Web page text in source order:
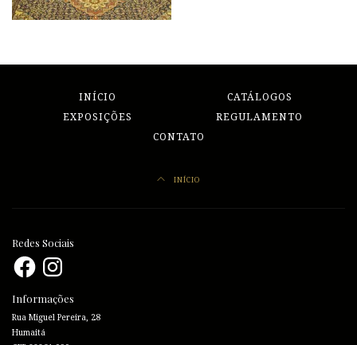
INÍCIO
CATÁLOGOS
EXPOSIÇÕES
REGULAMENTO
CONTATO
INÍCIO
Redes Sociais
FacebookInstagram
Informações
Rua Miguel Pereira, 28
Humaitá